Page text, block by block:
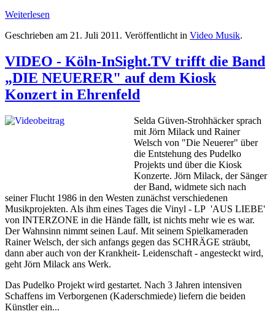
Weiterlesen
Geschrieben am 21. Juli 2011. Veröffentlicht in Video Musik.
VIDEO - Köln-InSight.TV trifft die Band
„DIE NEUERER" auf dem Kiosk
Konzert in Ehrenfeld
Selda Güven-Strohhäcker sprach
mit Jörn Milack und Rainer
Welsch von "Die Neuerer" über
die Entstehung des Pudelko
Projekts und über die Kiosk
Konzerte. Jörn Milack, der Sänger
der Band, widmete sich nach
seiner Flucht 1986 in den Westen zunächst verschiedenen
Musikprojekten. Als ihm eines Tages die Vinyl - LP 'AUS LIEBE'
von INTERZONE in die Hände fällt, ist nichts mehr wie es war.
Der Wahnsinn nimmt seinen Lauf. Mit seinem Spielkameraden
Rainer Welsch, der sich anfangs gegen das SCHRÄGE sträubt,
dann aber auch von der Krankheit- Leidenschaft - angesteckt wird,
geht Jörn Milack ans Werk.
Das Pudelko Projekt wird gestartet. Nach 3 Jahren intensiven
Schaffens im Verborgenen (Kaderschmiede) liefern die beiden
Künstler ein...